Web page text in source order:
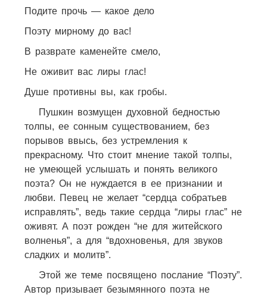
Подите прочь — какое дело
Поэту мирному до вас!
В разврате каменейте смело,
Не оживит вас лиры глас!
Душе противны вы, как гробы.
Пушкин возмущен духовной бедностью
толпы, ее сонным существованием, без
порывов ввысь, без устремления к
прекрасному. Что стоит мнение такой толпы,
не умеющей услышать и понять великого
поэта? Он не нуждается в ее признании и
любви. Певец не желает “сердца собратьев
исправлять”, ведь такие сердца “лиры глас” не
оживят. А поэт рожден “не для житейского
волненья”, а для “вдохновенья, для звуков
сладких и молитв”.
Этой же теме посвящено послание “Поэту”.
Автор призывает безымянного поэта не